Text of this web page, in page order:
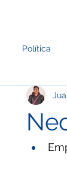
Política
Geek